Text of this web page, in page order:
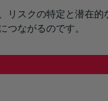
リスクの特定と潜在的
つながるのです。